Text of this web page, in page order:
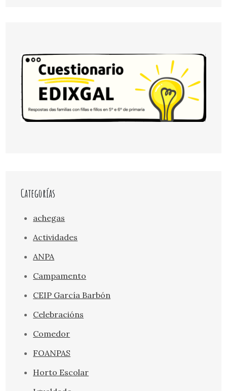
Categorías
achegas
Actividades
ANPA
Campamento
CEIP García Barbón
Celebracións
Comedor
FOANPAS
Horto Escolar